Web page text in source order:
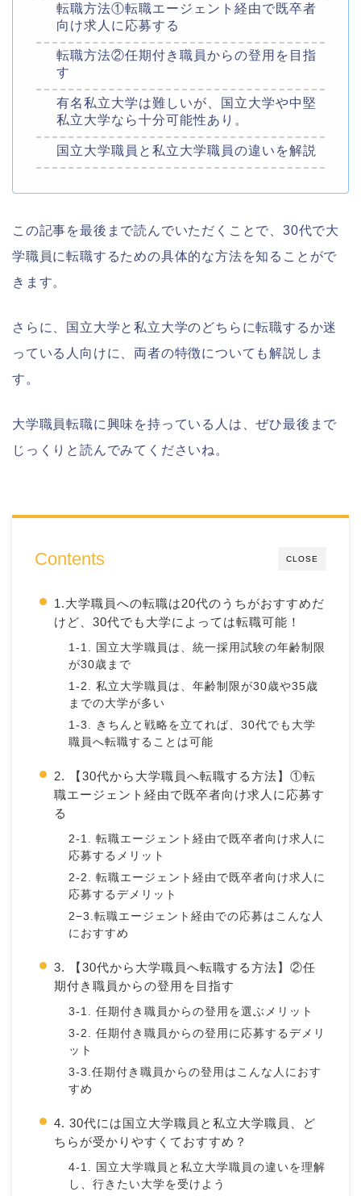
転職方法①転職エージェント経由で既卒者
向け求人に応募する
転職方法②任期付き職員からの登用を目指
す
有名私立大学は難しいが、国立大学や中堅
私立大学なら十分可能性あり。
国立大学職員と私立大学職員の違いを解説
この記事を最後まで読んでいただくことで、30代で大
学職員に転職するための具体的な方法を知ることがで
きます。
さらに、国立大学と私立大学のどちらに転職するか迷
っている人向けに、両者の特徴についても解説しま
す。
大学職員転職に興味を持っている人は、ぜひ最後まで
じっくりと読んでみてくださいね。
CLOSE
Contents
1.大学職員への転職は20代のうちがおすすめだ
けど、30代でも大学によっては転職可能！
1-1. 国立大学職員は、統一採用試験の年齢制限
が30歳まで
1-2. 私立大学職員は、年齢制限が30歳や35歳
までの大学が多い
1-3. きちんと戦略を立てれば、30代でも大学
職員へ転職することは可能
2. 【30代から大学職員へ転職する方法】①転
職エージェント経由で既卒者向け求人に応募す
る
2-1. 転職エージェント経由で既卒者向け求人に
応募するメリット
2-2. 転職エージェント経由で既卒者向け求人に
応募するデメリット
2−3.転職エージェント経由での応募はこんな人
におすすめ
3. 【30代から大学職員へ転職する方法】②任
期付き職員からの登用を目指す
3-1. 任期付き職員からの登用を選ぶメリット
3-2. 任期付き職員からの登用に応募するデメリ
ット
3-3.任期付き職員からの登用はこんな人におす
すめ
4. 30代には国立大学職員と私立大学職員、ど
ちらが受かりやすくておすすめ？
4-1. 国立大学職員と私立大学職員の違いを理解
し、行きたい大学を受けよう